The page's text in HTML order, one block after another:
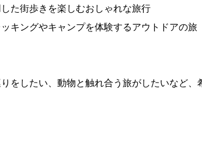
た街歩きを楽しむおしゃれな旅行
キングやキャンプを体験するアウトドアの旅
をしたい、動物と触れ合う旅がしたいなど